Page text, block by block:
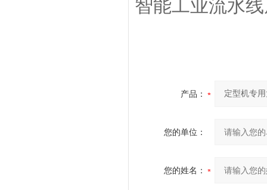
智能工业流水
产品：
您的单位：
您的姓名：